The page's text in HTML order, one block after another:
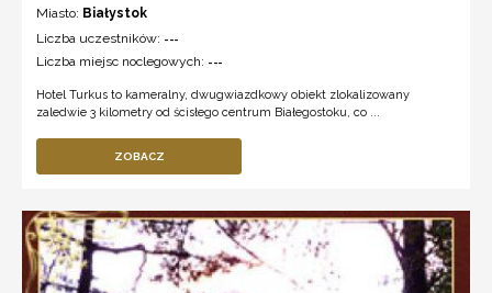
Miasto: Białystok
Liczba uczestników: ---
Liczba miejsc noclegowych: ---
Hotel Turkus to kameralny, dwugwiazdkowy obiekt zlokalizowany
zaledwie 3 kilometry od ścisłego centrum Białegostoku, co ...
ZOBACZ